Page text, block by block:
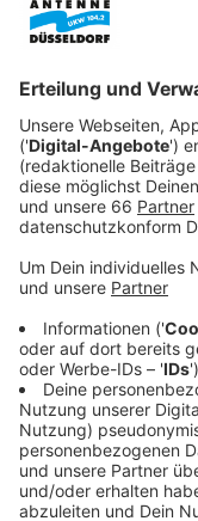
Veröffentlicht:
Anzeige
Als Vampir kann
Bordellbesitzer in
charmanten und
(Sam Reid)
Lioncourt ein
Blutsauger zu
fortan mit seinem
bestreiten. Als
Claudia (Bailey
entwickelt sich
Streaming-Dienst: